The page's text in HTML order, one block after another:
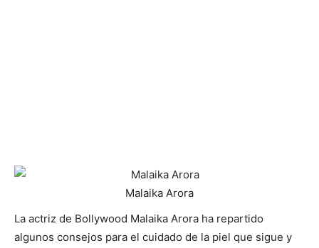
Malaika Arora
La actriz de Bollywood Malaika Arora ha repartido
algunos consejos para el cuidado de la piel que sigue y